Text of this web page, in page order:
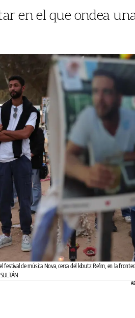
en el que ondea
de música Nova, cerca del kibutz Re'im, en la